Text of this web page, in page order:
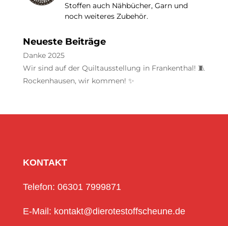
Stoffen auch Nähbücher, Garn und
noch weiteres Zubehör.
Neueste Beiträge
Danke 2025
Wir sind auf der Quiltausstellung in Frankenthal! 🧵
Rockenhausen, wir kommen! ✨
KONTAKT
Telefon: 06301 7999871
E-Mail: kontakt@dierotestoffscheune.de